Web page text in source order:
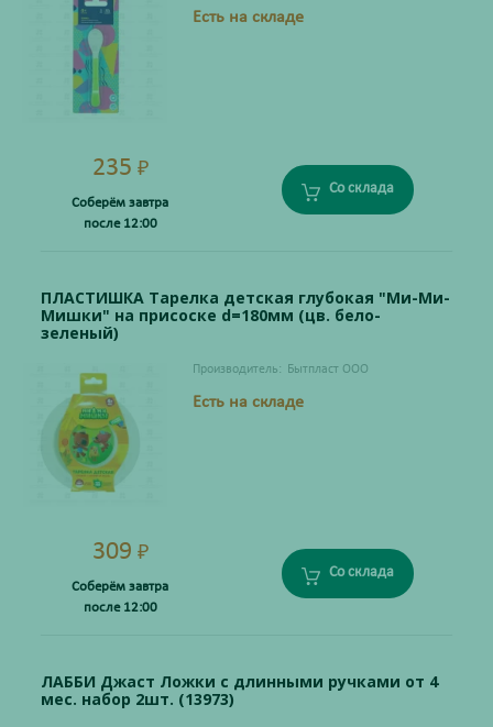
Есть на складе
235 ₽
Соберём завтра
после 12:00
Со склада
ПЛАСТИШКА Тарелка детская глубокая "Ми-Ми-
Мишки" на присоске d=180мм (цв. бело-
зеленый)
Производитель: Бытпласт ООО
Есть на складе
309 ₽
Соберём завтра
после 12:00
Со склада
ЛАББИ Джаст Ложки с длинными ручками от 4
мес. набор 2шт. (13973)